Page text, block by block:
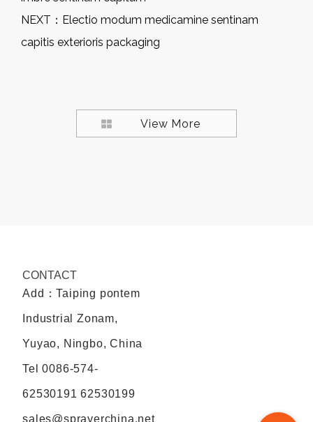
NEXT： Electio modum medicamine sentinam
capitis exterioris packaging
View More
CONTACT
Add：Taiping pontem
Industrial Zonam,
Yuyao, Ningbo, China
Tel 0086-574-
62530191 62530199
sales@sprayerchina.net